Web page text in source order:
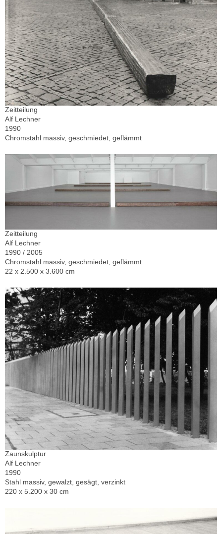
Zeitteilung
Alf Lechner
1990
Chromstahl massiv, geschmiedet, geflämmt
Zeitteilung
Alf Lechner
1990 / 2005
Chromstahl massiv, geschmiedet, geflämmt
22 x 2.500 x 3.600 cm
Zaunskulptur
Alf Lechner
1990
Stahl massiv, gewalzt, gesägt, verzinkt
220 x 5.200 x 30 cm